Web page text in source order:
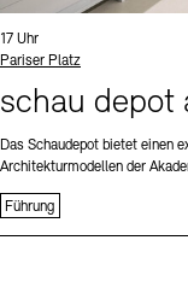
Uhrzeit:
17 Uhr
Standort
Pariser Platz
schau depot
Das Schaudepot bietet einen
Architekturmodellen der
Führung